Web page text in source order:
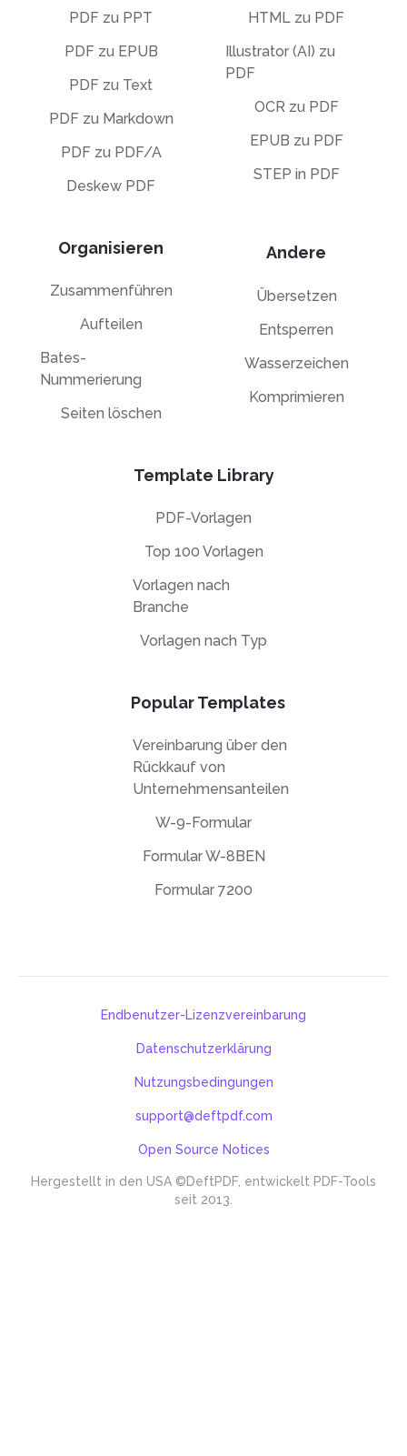
PDF zu PPT
PDF zu EPUB
PDF zu Text
PDF zu Markdown
PDF zu PDF/A
Deskew PDF
Organisieren
Zusammenführen
Aufteilen
Bates-
Nummerierung
Seiten löschen
HTML zu PDF
Illustrator (AI) zu
PDF
OCR zu PDF
EPUB zu PDF
STEP in PDF
Andere
Übersetzen
Entsperren
Wasserzeichen
Komprimieren
Template Library
PDF-Vorlagen
Top 100 Vorlagen
Vorlagen nach
Branche
Vorlagen nach Typ
Popular Templates
Vereinbarung über den
Rückkauf von
Unternehmensanteilen
W-9-Formular
Formular W-8BEN
Formular 7200
Hergestellt in den USA ©DeftPDF, entwickelt PDF-Tools
seit 2013.
Endbenutzer-Lizenzvereinbarung
Datenschutzerklärung
Nutzungsbedingungen
support@deftpdf.com
Open Source Notices